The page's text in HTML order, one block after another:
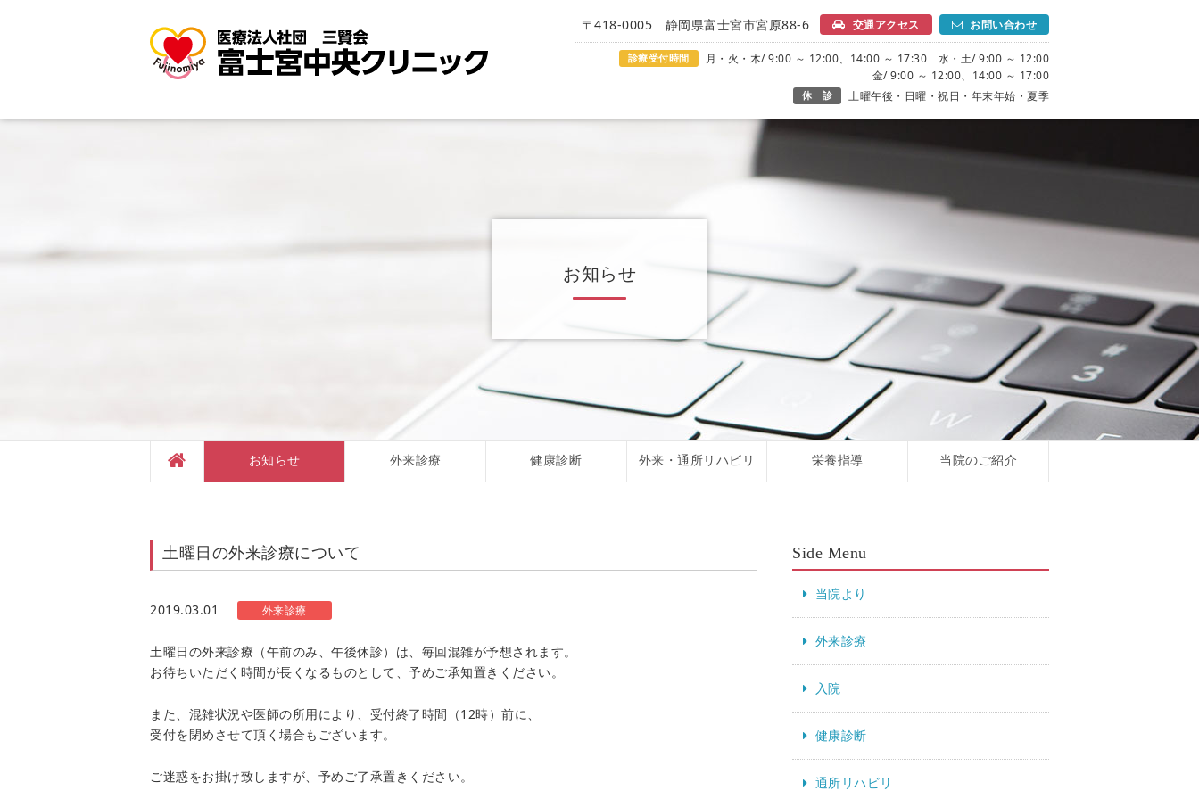
〒418-0005 静岡県富士宮市宮原88-6 交通アクセス お問い合わせ
診療受付時間
月・火・木/ 9:00 ～ 12:00、14:00 ～ 17:30 水・土/ 9:00 ～ 12:00
金/ 9:00 ～ 12:00、14:00 ～ 17:00
休 診 土曜午後・日曜・祝日・年末年始・夏季
お知らせ
お知らせ 外来診療 健康診断 外来・通所リハビリ 栄養指導 当院のご紹介
土曜日の外来診療について
2019.03.01 外来診療
土曜日の外来診療（午前のみ、午後休診）は、毎回混雑が予想されます。
お待ちいただく時間が長くなるものとして、予めご承知置きください。
また、混雑状況や医師の所用により、受付終了時間（12時）前に、
受付を閉めさせて頂く場合もございます。
ご迷惑をお掛け致しますが、予めご了承置きください。
Side Menu
当院より
外来診療
入院
健康診断
通所リハビリ